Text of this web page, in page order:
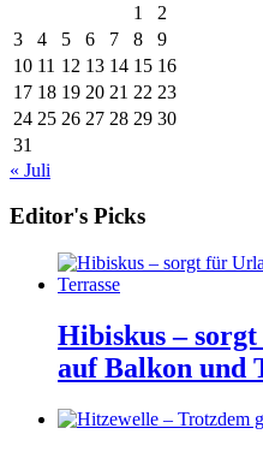
1
2
3
4 5 6 7 8
9
10 11 12 13 14 15 16
17 18 19 20 21 22 23
24 25 26 27 28 29 30
31
« Juli
Editor's Picks
Hibiskus –
auf Balkon und